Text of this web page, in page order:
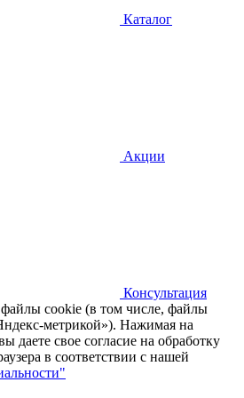
Каталог
Акции
Консультация
cookie (в том числе, файлы
метрикой»). Нажимая на
даете свое согласие на обработку
в соответствии с нашей